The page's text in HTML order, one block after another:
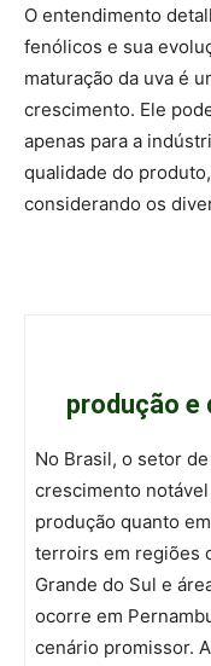
O entendimento
fenólicos e sua
maturação da uva é
crescimento. Ele
apenas para a
qualidade do
considerando os
produção e
No Brasil, o setor
crescimento
produção quanto
terroirs em regiões
Grande do Sul e
ocorre em
cenário promissor.